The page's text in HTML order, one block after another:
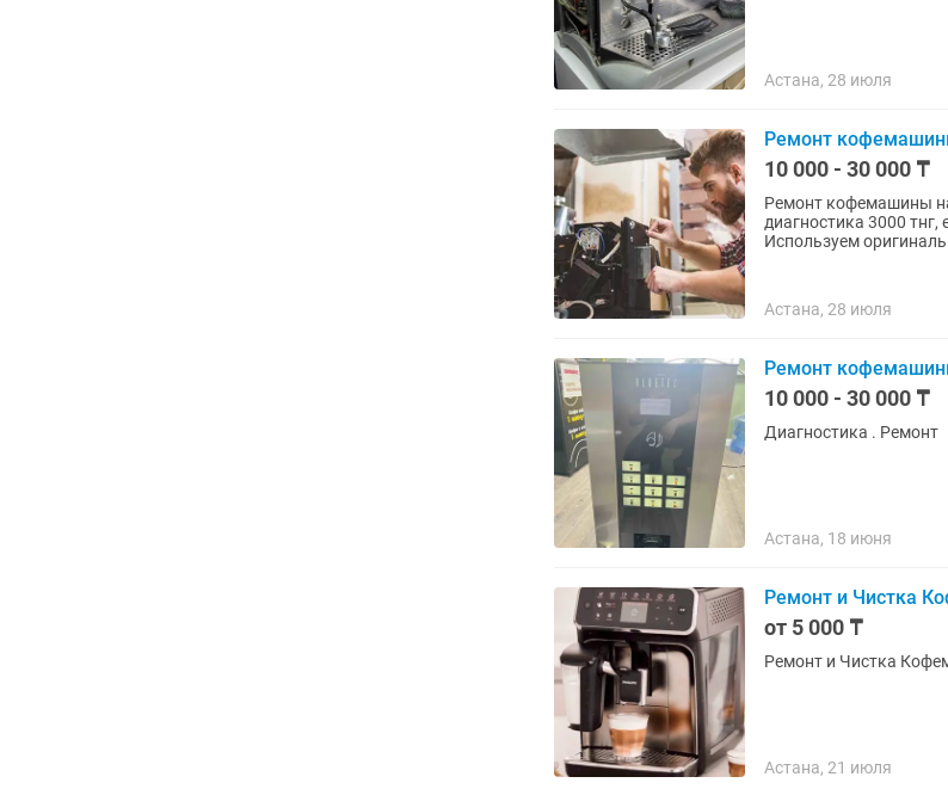
Астана, 28 июля
Ремонт
10 000 - 30 000 ₸
Ремонт кофемашины на
диагностика 3000
Используем
Астана, 28 июля
Ремонт
10 000 - 30 000 ₸
Диагностика . Ремонт
Астана, 18 июня
Ремонт и Чистка
от 5 000 ₸
Ремонт и Чистка
Астана, 21 июля